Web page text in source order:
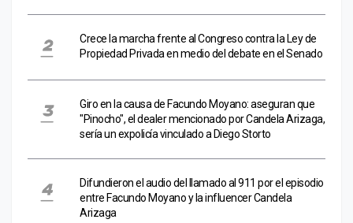
Crece la marcha frente al Congreso contra la Ley de
Propiedad Privada en medio del debate en el Senado
Giro en la causa de Facundo Moyano: aseguran que
"Pinocho", el dealer mencionado por Candela Arizaga,
sería un expolicía vinculado a Diego Storto
Difundieron el audio del llamado al 911 por el episodio
entre Facundo Moyano y la influencer Candela
Arizaga